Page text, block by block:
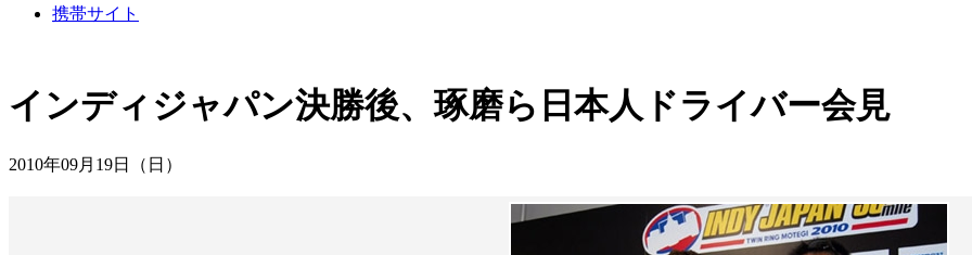
携帯サイト
インディジャパン決勝後、琢磨ら日本人ドライバー会見
2010年09月19日（日）